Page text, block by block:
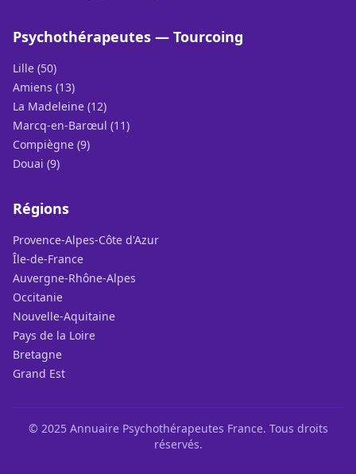
Psychothérapeutes — Tourcoing
Lille (50)
Amiens (13)
La Madeleine (12)
Marcq-en-Barœul (11)
Compiègne (9)
Douai (9)
Régions
Provence-Alpes-Côte d'Azur
Île-de-France
Auvergne-Rhône-Alpes
Occitanie
Nouvelle-Aquitaine
Pays de la Loire
Bretagne
Grand Est
© 2025 Annuaire Psychothérapeutes France. Tous droits
réservés.